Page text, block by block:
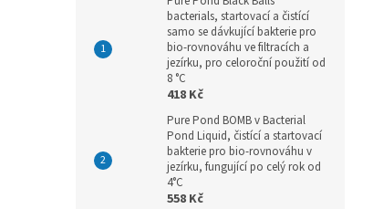
bacterials, startovací a čistící
samo se dávkující bakterie pro
bio-rovnováhu ve filtracích a
jezírku, pro celoroční použití od
8 °C
418 Kč
Pure Pond BOMB v Bacterial
Pond Liquid, čistící a startovací
bakterie pro bio-rovnováhu v
jezírku, fungující po celý rok od
4°C
558 Kč